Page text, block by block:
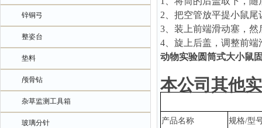
锌铜弓
整姿台
垫料
颅骨钻
杂草监测工具箱
玻璃分针
2、 把空管放平提小鼠尾
3、 装上前端滑动塞，
4、 旋上后盖，调整前端
动物实验圆筒式大小鼠
本公司其他
产品名称 规格/型